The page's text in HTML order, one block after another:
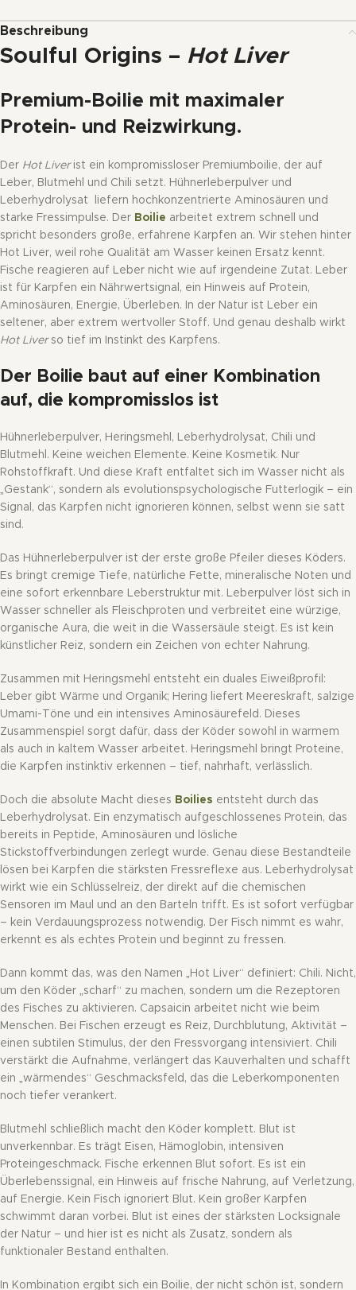
Beschreibung
Soulful Origins – Hot Liver
Premium-Boilie mit maximaler
Protein- und Reizwirkung.
Der Hot Liverist ein kompromissloser Premiumboilie, der auf
Leber, Blutmehl und Chili setzt. Hühnerleberpulver und
Leberhydrolysat liefern hochkonzentrierte Aminosäuren und
starke Fressimpulse. Der Boilie arbeitet extrem schnell und
spricht besonders große, erfahrene Karpfen an. Wir stehen hinter
Hot Liver, weil rohe Qualität am Wasser keinen Ersatz kennt.
Fische reagieren auf Leber nicht wie auf irgendeine Zutat. Leber
ist für Karpfen ein Nährwertsignal, ein Hinweis auf Protein,
Aminosäuren, Energie, Überleben. In der Natur ist Leber ein
seltener, aber extrem wertvoller Stoff. Und genau deshalb wirkt
Hot Liverso tief im Instinkt des Karpfens.
Der Boilie baut auf einer Kombination
auf, die kompromisslos ist
Hühnerleberpulver, Heringsmehl, Leberhydrolysat, Chili und
Blutmehl. Keine weichen Elemente. Keine Kosmetik. Nur
Rohstoffkraft. Und diese Kraft entfaltet sich im Wasser nicht als
„Gestank“, sondern als evolutionspsychologische Futterlogik – ein
Signal, das Karpfen nicht ignorieren können, selbst wenn sie satt
sind.
Das Hühnerleberpulver ist der erste große Pfeiler dieses Köders.
Es bringt cremige Tiefe, natürliche Fette, mineralische Noten und
eine sofort erkennbare Leberstruktur mit. Leberpulver löst sich in
Wasser schneller als Fleischproten und verbreitet eine würzige,
organische Aura, die weit in die Wassersäule steigt. Es ist kein
künstlicher Reiz, sondern ein Zeichen von echter Nahrung.
Zusammen mit Heringsmehl entsteht ein duales Eiweißprofil:
Leber gibt Wärme und Organik; Hering liefert Meereskraft, salzige
Umami-Töne und ein intensives Aminosäurefeld. Dieses
Zusammenspiel sorgt dafür, dass der Köder sowohl in warmem
als auch in kaltem Wasser arbeitet. Heringsmehl bringt Proteine,
die Karpfen instinktiv erkennen – tief, nahrhaft, verlässlich.
Doch die absolute Macht dieses Boilies entsteht durch das
Leberhydrolysat. Ein enzymatisch aufgeschlossenes Protein, das
bereits in Peptide, Aminosäuren und lösliche
Stickstoffverbindungen zerlegt wurde. Genau diese Bestandteile
lösen bei Karpfen die stärksten Fressreflexe aus. Leberhydrolysat
wirkt wie ein Schlüsselreiz, der direkt auf die chemischen
Sensoren im Maul und an den Barteln trifft. Es ist sofort verfügbar
– kein Verdauungsprozess notwendig. Der Fisch nimmt es wahr,
erkennt es als echtes Protein und beginnt zu fressen.
Dann kommt das, was den Namen „Hot Liver“ definiert: Chili. Nicht,
um den Köder „scharf“ zu machen, sondern um die Rezeptoren
des Fisches zu aktivieren. Capsaicin arbeitet nicht wie beim
Menschen. Bei Fischen erzeugt es Reiz, Durchblutung, Aktivität –
einen subtilen Stimulus, der den Fressvorgang intensiviert. Chili
verstärkt die Aufnahme, verlängert das Kauverhalten und schafft
ein „wärmendes“ Geschmacksfeld, das die Leberkomponenten
noch tiefer verankert.
Blutmehl schließlich macht den Köder komplett. Blut ist
unverkennbar. Es trägt Eisen, Hämoglobin, intensiven
Proteingeschmack. Fische erkennen Blut sofort. Es ist ein
Überlebenssignal, ein Hinweis auf frische Nahrung, auf Verletzung,
auf Energie. Kein Fisch ignoriert Blut. Kein großer Karpfen
schwimmt daran vorbei. Blut ist eines der stärksten Locksignale
der Natur – und hier ist es nicht als Zusatz, sondern als
funktionaler Bestand enthalten.
In Kombination ergibt sich ein Boilie, der nicht schön ist, sondern